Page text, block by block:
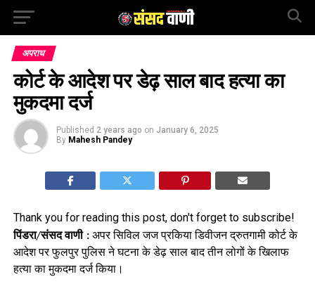
अपराध
कोर्ट के आदेश पर डेढ़ साल बाद हत्या का
मुकदमा दर्ज
Published 2 years ago on January 6, 2025
By Mahesh Pandey
Thank you for reading this post, don't forget to subscribe!
पिंडरा/संसद वाणी :अपर सिविल जज प्रकिया डिवीजन द्रुतगामी कोर्ट के
आदेश पर फुलपुर पुलिस ने घटना के डेढ़ साल बाद तीन लोगों के खिलाफ
हत्या का मुकदमा दर्ज किया।